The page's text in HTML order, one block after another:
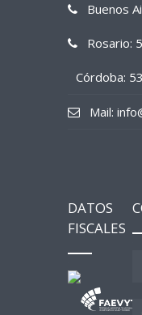
Buenos
Rosario:
Córdoba:
Mail:
DATOS
FISCALES